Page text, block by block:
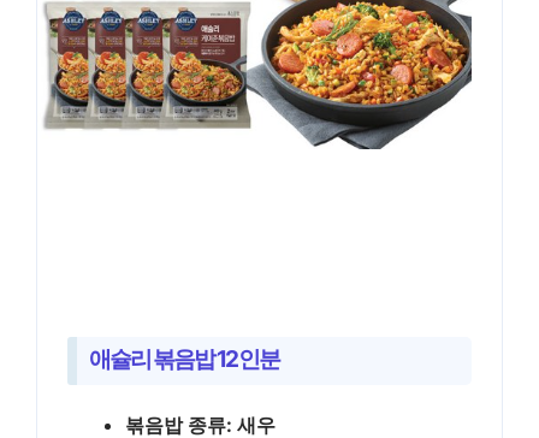
애슐리 볶음밥 12인분
볶음밥 종류: 새우